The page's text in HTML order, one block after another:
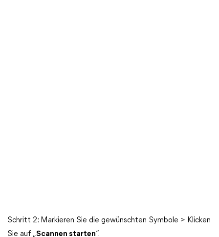
Schritt 2: Markieren Sie die gewünschten Symbole > Klicken
Sie auf „Scannen starten“.